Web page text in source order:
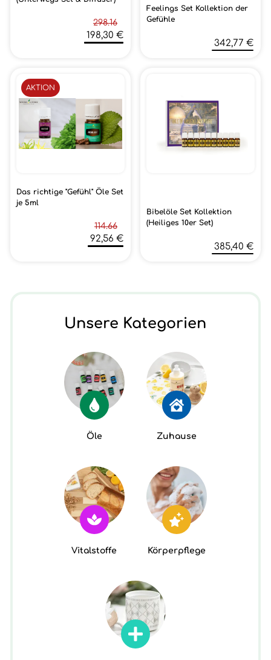
298.16
198,30 €
Feelings Set Kollektion der
Gefühle
342,77 €
Das richtige "Gefühl" Öle Set
je 5ml
114.66
92,56 €
AKTION
Bibelöle Set Kollektion
(Heiliges 10er Set)
385,40 €
Unsere Kategorien
Öle Zuhause
Vitalstoffe Körperpflege